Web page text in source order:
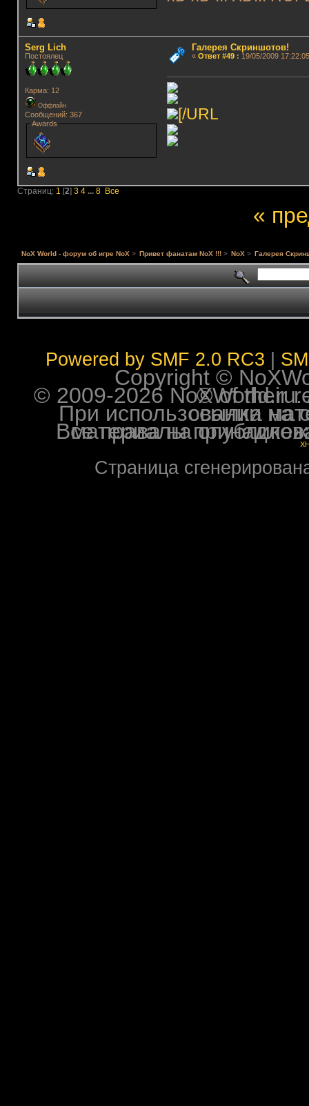
Serg Lich
Постоялец
Карма: 12
Оффлайн
Сообщений: 367
Awards
Галерея Скриншотов!
« Ответ #49: 19/05/2009
[/URL
Страниц: 1 [2] 3 4 ... 8 Все
«
NoX World - форум об игре NoX> Привет фанатам NoX !!! > NoX > Галерея
Powered by SMF 2.0 RC3
Copyright ©
© 2009-2026 NoXWorld.ru. All
При использовании
Все права на опубликованные на форуме
Страница